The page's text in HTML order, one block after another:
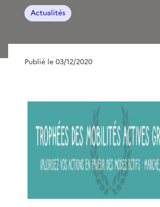
Actualités
Publié le 03/12/2020